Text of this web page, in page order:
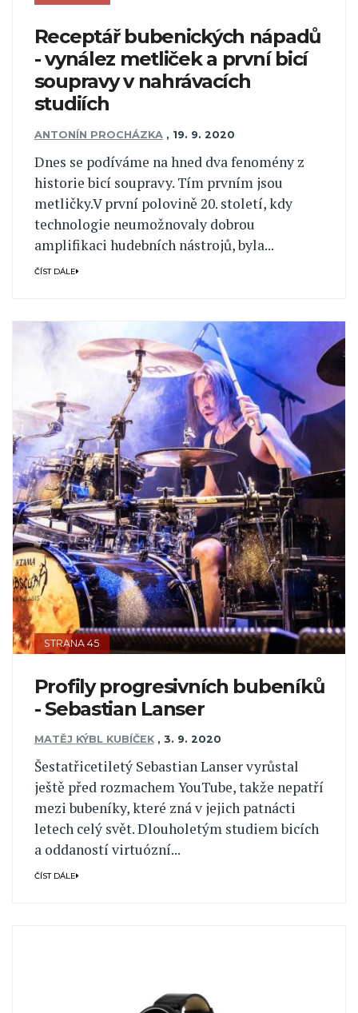
Receptář bubenických nápadů
- vynález metliček a první bicí
soupravy v nahrávacích
studiích
ANTONÍN PROCHÁZKA , 19. 9. 2020
Dnes se podíváme na hned dva fenomény z
historie bicí soupravy. Tím prvním jsou
metličky.V první polovině 20. století, kdy
technologie neumožnovaly dobrou
amplifikaci hudebních nástrojů, byla...
ČÍST DÁLE
STRANA 45
Profily progresivních bubeníků
- Sebastian Lanser
MATĚJ KÝBL KUBÍČEK , 3. 9. 2020
Šestatřicetiletý Sebastian Lanser vyrůstal
ještě před rozmachem YouTube, takže nepatří
mezi bubeníky, které zná v jejich patnácti
letech celý svět. Dlouholetým studiem bicích
a oddaností virtuózní...
ČÍST DÁLE